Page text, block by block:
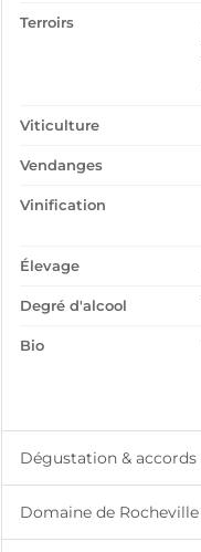
Terroirs
Viticulture
Vendanges
Vinification
Élevage
Degré d'alcool
Bio
Dégustation & accords
Domaine de Rocheville